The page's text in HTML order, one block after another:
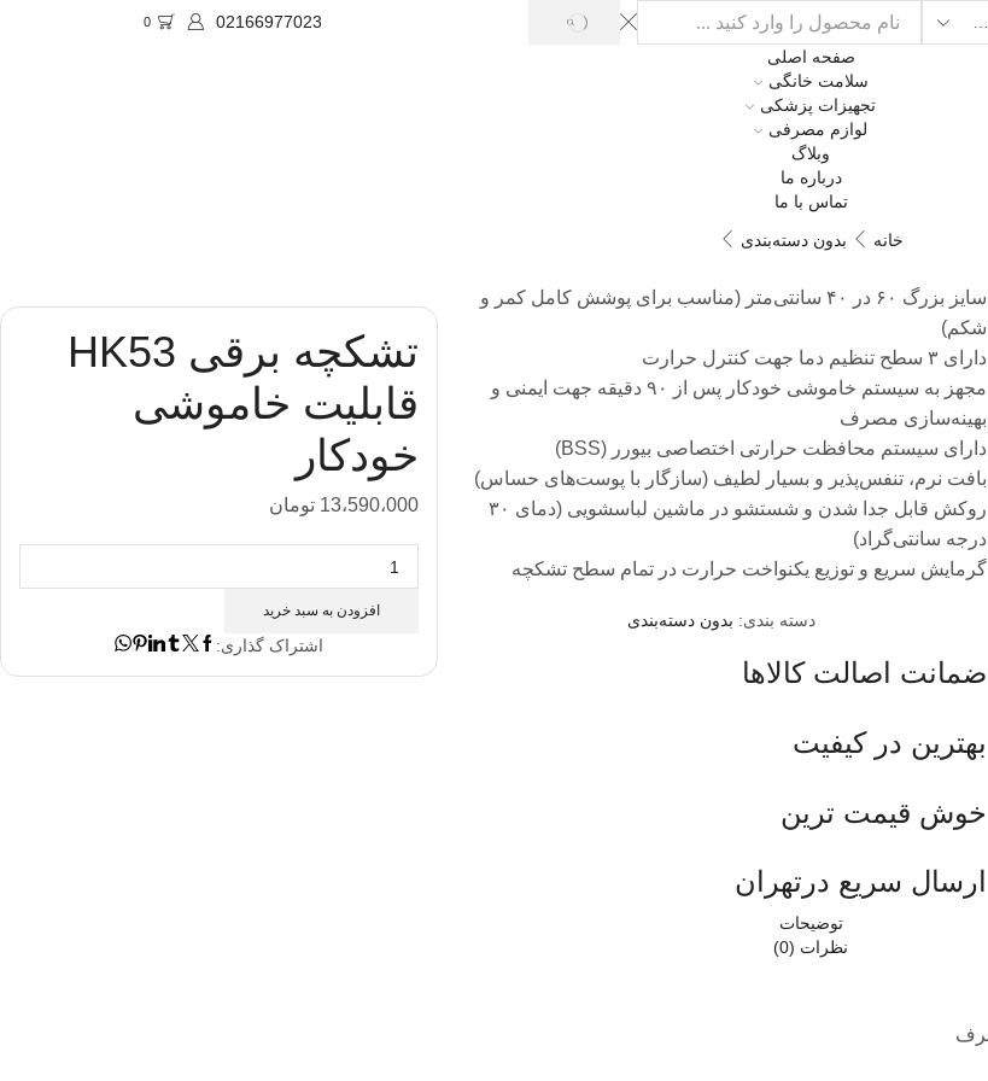
SEARCH
02166977023
0
صفحه اصلی
سلامت خانگی
تجهیزات پزشکی
لوازم مصرفی
وبلاگ
درباره ما
تماس با ما
خانه
بدون دسته‌بندی
سایز بزرگ ۶۰ در ۴۰ سانتی‌متر (مناسب برای پوشش کامل کمر و
شکم)
دارای ۳ سطح تنظیم دما جهت کنترل حرارت
مجهز به سیستم خاموشی خودکار پس از ۹۰ دقیقه جهت ایمنی و
بهینه‌سازی مصرف
دارای سیستم محافظت حرارتی اختصاصی بیورر (BSS)
بافت نرم، تنفس‌پذیر و بسیار لطیف (سازگار با پوست‌های حساس)
روکش قابل جدا شدن و شستشو در ماشین لباسشویی (دمای ۳۰
درجه سانتی‌گراد)
گرمایش سریع و توزیع یکنواخت حرارت در تمام سطح تشکچه
دسته بندی: بدون دسته‌بندی
ضمانت اصالت کالاها
بهترین در کیفیت
خوش قیمت ترین
ارسال سریع درتهران
تشکچه برقی HK53
قابلیت خاموشی
خودکار
13،590،000 تومان
HK53
خودکار
افزودن به سبد خرید
اشتراک گذاری:
توضیحات
نظرات (0)